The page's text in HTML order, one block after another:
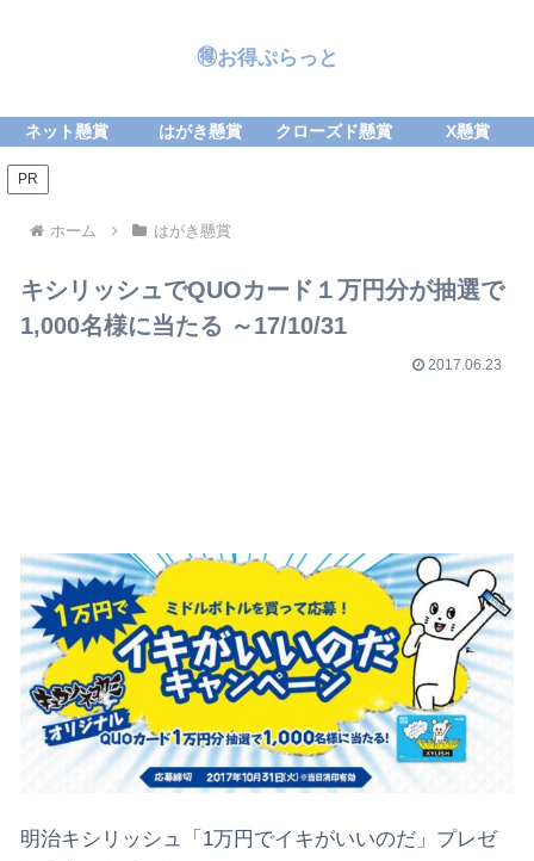
🉐お得ぷらっと
ネット懸賞 はがき懸賞 クローズド懸賞 X懸賞
PR
ホーム はがき懸賞
キシリッシュでQUOカード１万円分が抽選で
1,000名様に当たる ～17/10/31
2017.06.23
明治キシリッシュ「1万円でイキがいいのだ」プレゼ